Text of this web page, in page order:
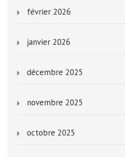
février 2026
janvier 2026
décembre 2025
novembre 2025
octobre 2025